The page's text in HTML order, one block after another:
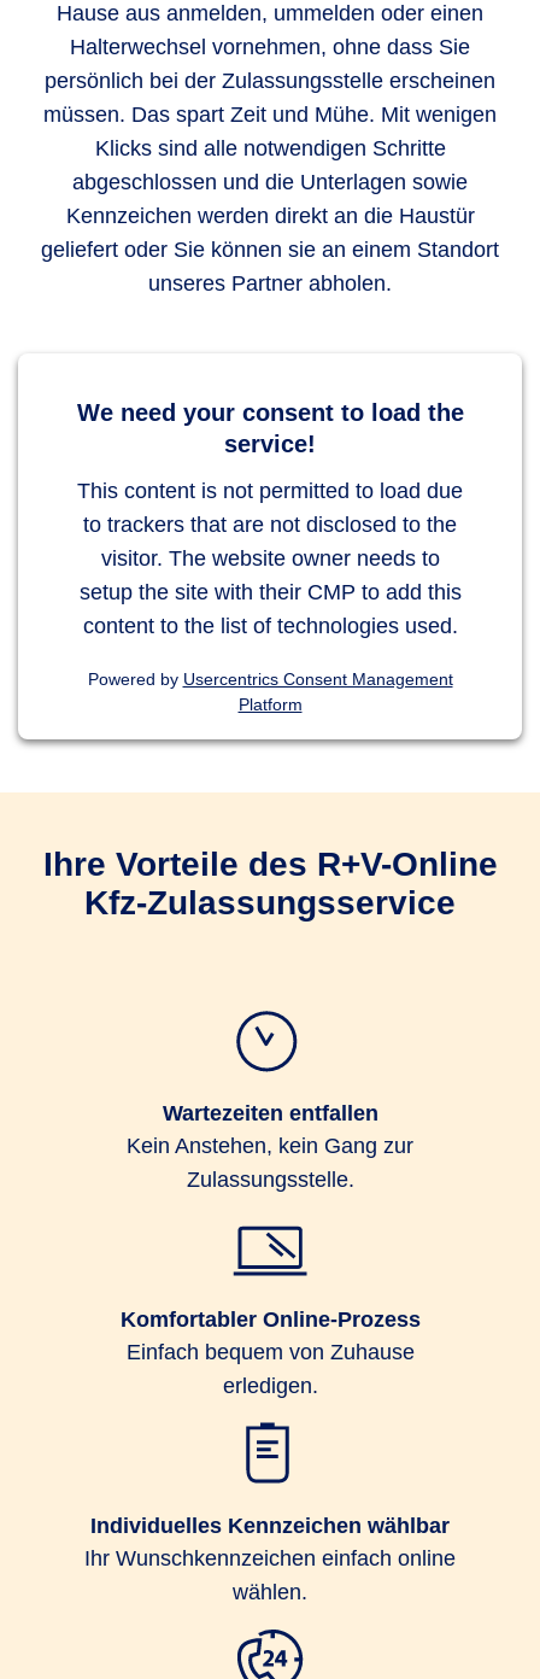
Hause aus anmelden, ummelden oder einen
Halterwechsel vornehmen, ohne dass Sie
persönlich bei der Zulassungsstelle erscheinen
müssen. Das spart Zeit und Mühe. Mit wenigen
Klicks sind alle notwendigen Schritte
abgeschlossen und die Unterlagen sowie
Kennzeichen werden direkt an die Haustür
geliefert oder Sie können sie an einem Standort
unseres Partner abholen.
We need your consent to load the
service!
This content is not permitted to load due
to trackers that are not disclosed to the
visitor. The website owner needs to
setup the site with their CMP to add this
content to the list of technologies used.
Powered by Usercentrics Consent Management
Platform
Ihre Vorteile des R+V-Online
Kfz-Zulassungsservice
Wartezeiten entfallen
Kein Anstehen, kein Gang zur
Zulassungsstelle.
Komfortabler Online-Prozess
Einfach bequem von Zuhause
erledigen.
Individuelles Kennzeichen wählbar
Ihr Wunschkennzeichen einfach online
wählen.